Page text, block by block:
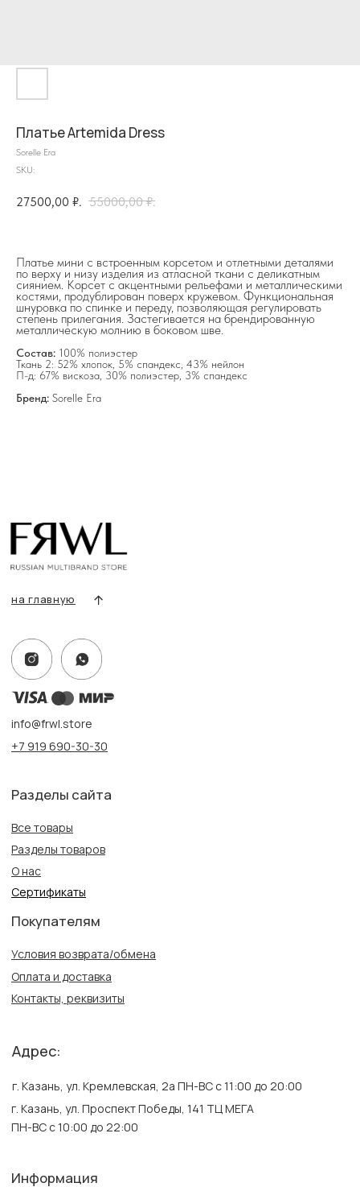
Платье Artemida Dress
Sorelle Era
SKU:
27500,00 ₽. 55000,00 ₽.
Платье мини с встроенным корсетом и отлетными деталями
по верху и низу изделия из атласной ткани с деликатным
сиянием. Корсет с акцентными рельефами и металлическими
костями, продублирован поверх кружевом. Функциональная
шнуровка по спинке и переду, позволяющая регулировать
степень прилегания. Застегивается на брендированную
металлическую молнию в боковом шве.
Состав: 100% полиэстер
Ткань 2: 52% хлопок, 5% спандекс, 43% нейлон
П-д: 67% вискоза, 30% полиэстер, 3% спандекс
Бренд: Sorelle Era
Разделы сайта
Оплата и доставка
Контакты, реквизиты
Информация
Политика конфиденциальности
Публичная оферта
Создание сайта
г. Казань, ул. Кремлевская, 2а ПН-ВС с 11:00 до 20:00
Адрес:
+7 919 690-30-30